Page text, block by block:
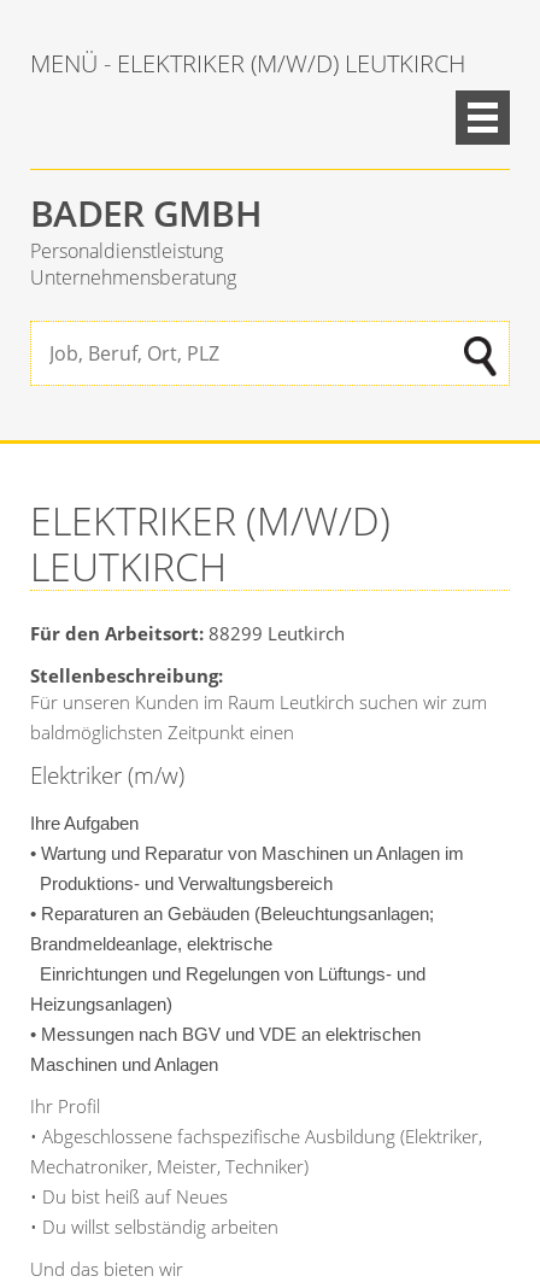
MENÜ - ELEKTRIKER (M/W/D) LEUTKIRCH
BADER GMBH
Personaldienstleistung
Unternehmensberatung
ELEKTRIKER (M/W/D)
LEUTKIRCH
Für den Arbeitsort: 88299 Leutkirch
Stellenbeschreibung:
Für unseren Kunden im Raum Leutkirch suchen wir zum
baldmöglichsten Zeitpunkt einen
Elektriker (m/w)
Ihre Aufgaben
• Wartung und Reparatur von Maschinen un Anlagen im
Produktions- und Verwaltungsbereich
• Reparaturen an Gebäuden (Beleuchtungsanlagen;
Brandmeldeanlage, elektrische
Einrichtungen und Regelungen von Lüftungs- und
Heizungsanlagen)
• Messungen nach BGV und VDE an elektrischen
Maschinen und Anlagen
Ihr Profil
• Abgeschlossene fachspezifische Ausbildung (Elektriker,
Mechatroniker, Meister, Techniker)
• Du bist heiß auf Neues
• Du willst selbständig arbeiten
Und das bieten wir